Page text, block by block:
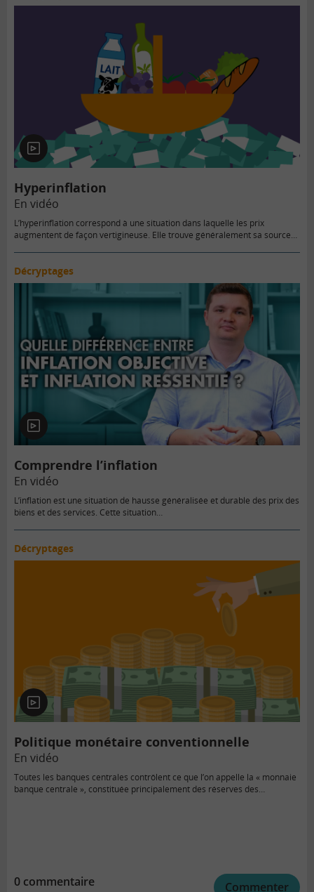
En
vidéo
Hyperinflation
En vidéo
L’hyperinflation correspond à une situation dans laquelle les prix
augmentent de façon vertigineuse. Elle trouve généralement sa source…
Décryptages
En
vidéo
Comprendre l’inflation
En vidéo
L’inflation est une situation de hausse généralisée et durable des prix des
biens et des services. Cette situation…
Décryptages
En
vidéo
Politique monétaire conventionnelle
En vidéo
Toutes les banques centrales contrôlent ce que l’on appelle la « monnaie
banque centrale », constituée principalement des réserves des…
0 commentaire Commenter